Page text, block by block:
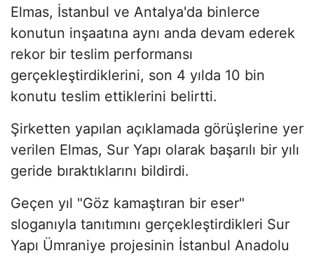
Elmas, İstanbul ve Antalya'da binlerce
konutun inşaatına aynı anda devam ederek
rekor bir teslim performansı
gerçekleştirdiklerini, son 4 yılda 10 bin
konutu teslim ettiklerini belirtti.
Şirketten yapılan açıklamada görüşlerine yer
verilen Elmas, Sur Yapı olarak başarılı bir yılı
geride bıraktıklarını bildirdi.
Geçen yıl "Göz kamaştıran bir eser"
sloganıyla tanıtımını gerçekleştirdikleri Sur
Yapı Ümraniye projesinin İstanbul Anadolu